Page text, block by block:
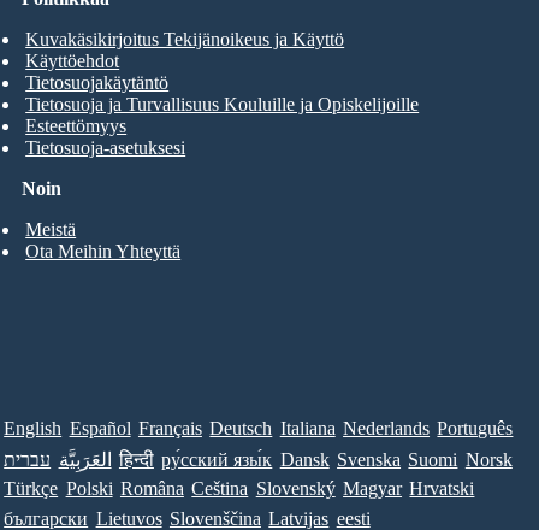
Noin
Meistä
Ota Meihin Yhteyttä
Kuvakäsikirjoitus Tekijänoikeus ja Käyttö
Käyttöehdot
Tietosuojakäytäntö
Tietosuoja ja Turvallisuus Kouluille ja Opiskelijoille
Esteettömyys
Tietosuoja-asetuksesi
English Español Français Deutsch Italiana Nederlands Português
עברית العَرَبِيَّة हिन्दी ру́сский язы́к Dansk Svenska Suomi Norsk
Türkçe Polski Româna Ceština Slovenský Magyar Hrvatski
български Lietuvos Slovenščina Latvijas eesti